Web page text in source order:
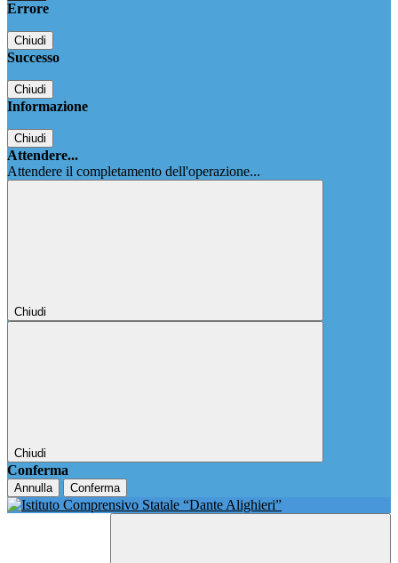
Errore
Chiudi
Successo
Chiudi
Informazione
Chiudi
Attendere...
Attendere il completamento dell'operazione...
Chiudi
Chiudi
Conferma
Annulla Conferma